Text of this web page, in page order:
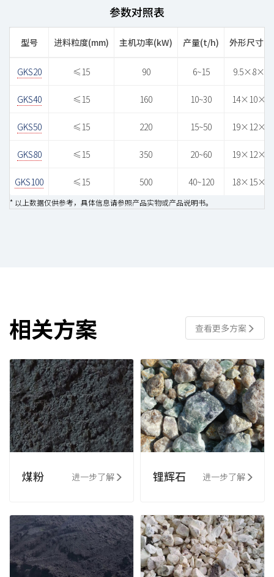
参数对照表
型号 进料粒度(mm) 主机功率(kW) 产量(t/h) 外形尺寸
GKS20 ≤15 90 6~15 9.5×8×13
GKS40 ≤15 160 10~30 14×10×15
GKS50 ≤15 220 15~50 19×12×16
GKS80 ≤15 350 20~60 19×12×16
GKS100 ≤15 500 40~120 18×15×20
* 以上数据仅供参考，具体信息请参照产品实物或产品说明书。
相关方案 查看更多方案
煤粉 进一步了解 锂辉石 进一步了解